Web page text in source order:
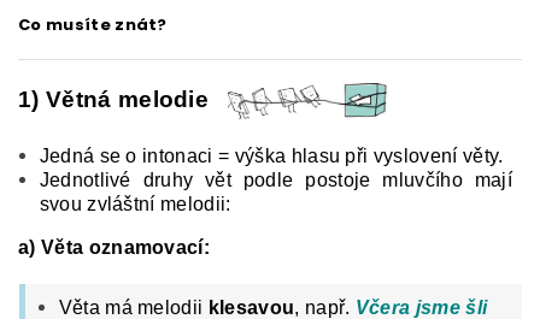
Co musíte znát?
1) Větná melodie
Jedná se o intonaci = výška hlasu při vyslovení věty.
Jednotlivé druhy vět podle postoje mluvčího mají
svou zvláštní melodii:
a) Věta oznamovací:
Věta má melodii klesavou, např. Včera jsme šli